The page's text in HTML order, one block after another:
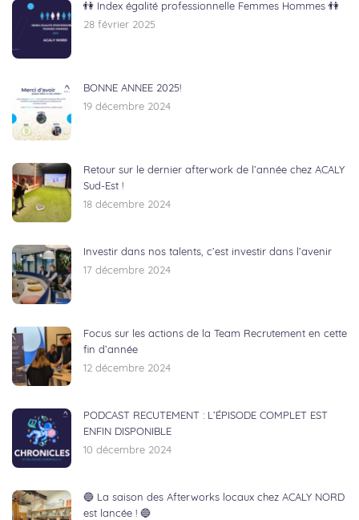
👫 Index égalité professionnelle Femmes Hommes 👫
28 février 2025
BONNE ANNEE 2025!
19 décembre 2024
Retour sur le dernier afterwork de l’année chez ACALY
Sud-Est !
18 décembre 2024
Investir dans nos talents, c’est investir dans l’avenir
17 décembre 2024
Focus sur les actions de la Team Recrutement en cette
fin d’année
12 décembre 2024
PODCAST RECUTEMENT : L’ÉPISODE COMPLET EST
ENFIN DISPONIBLE
10 décembre 2024
🔵 La saison des Afterworks locaux chez ACALY NORD
est lancée ! 🔵